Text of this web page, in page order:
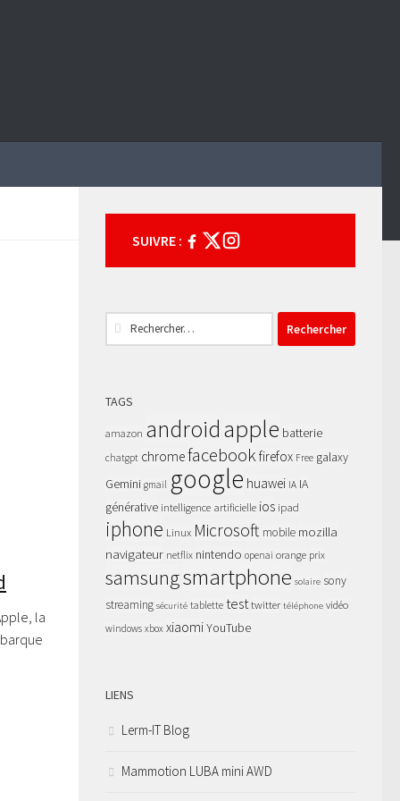
la
SUIVRE :
Rechercher :
TAGS
amazon androidapple batterie
chatgpt chromefacebookfirefox Free galaxy
Gemini gmail google huawei IA IA
générative intelligence artificielle ios ipad
iphone Linux Microsoft mobile mozilla
navigateur netflix nintendo openai orange prix
samsungsmartphone solaire sony
streaming sécurité tablette testtwitter téléphone vidéo
windows xbox xiaomiYouTube
LIENS
Lerm-IT Blog
Mammotion LUBA mini AWD